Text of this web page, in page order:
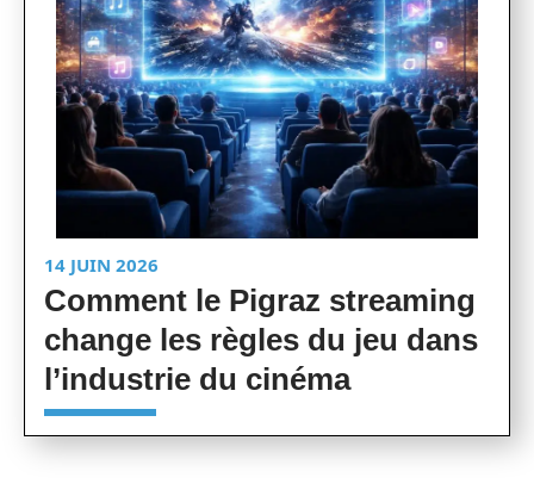
14 JUIN 2026
Comment le Pigraz streaming
change les règles du jeu dans
l’industrie du cinéma